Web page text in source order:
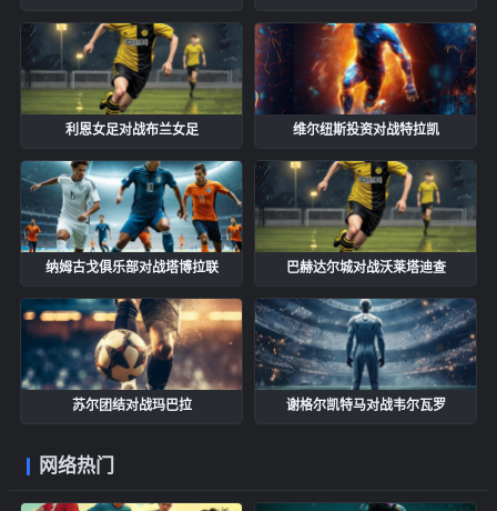
利恩女足对战布兰女足 维尔纽斯投资对战特拉凯
纳姆古戈俱乐部对战塔博拉联 巴赫达尔城对战沃莱塔迪查
苏尔团结对战玛巴拉 谢格尔凯特马对战韦尔瓦罗
网络热门